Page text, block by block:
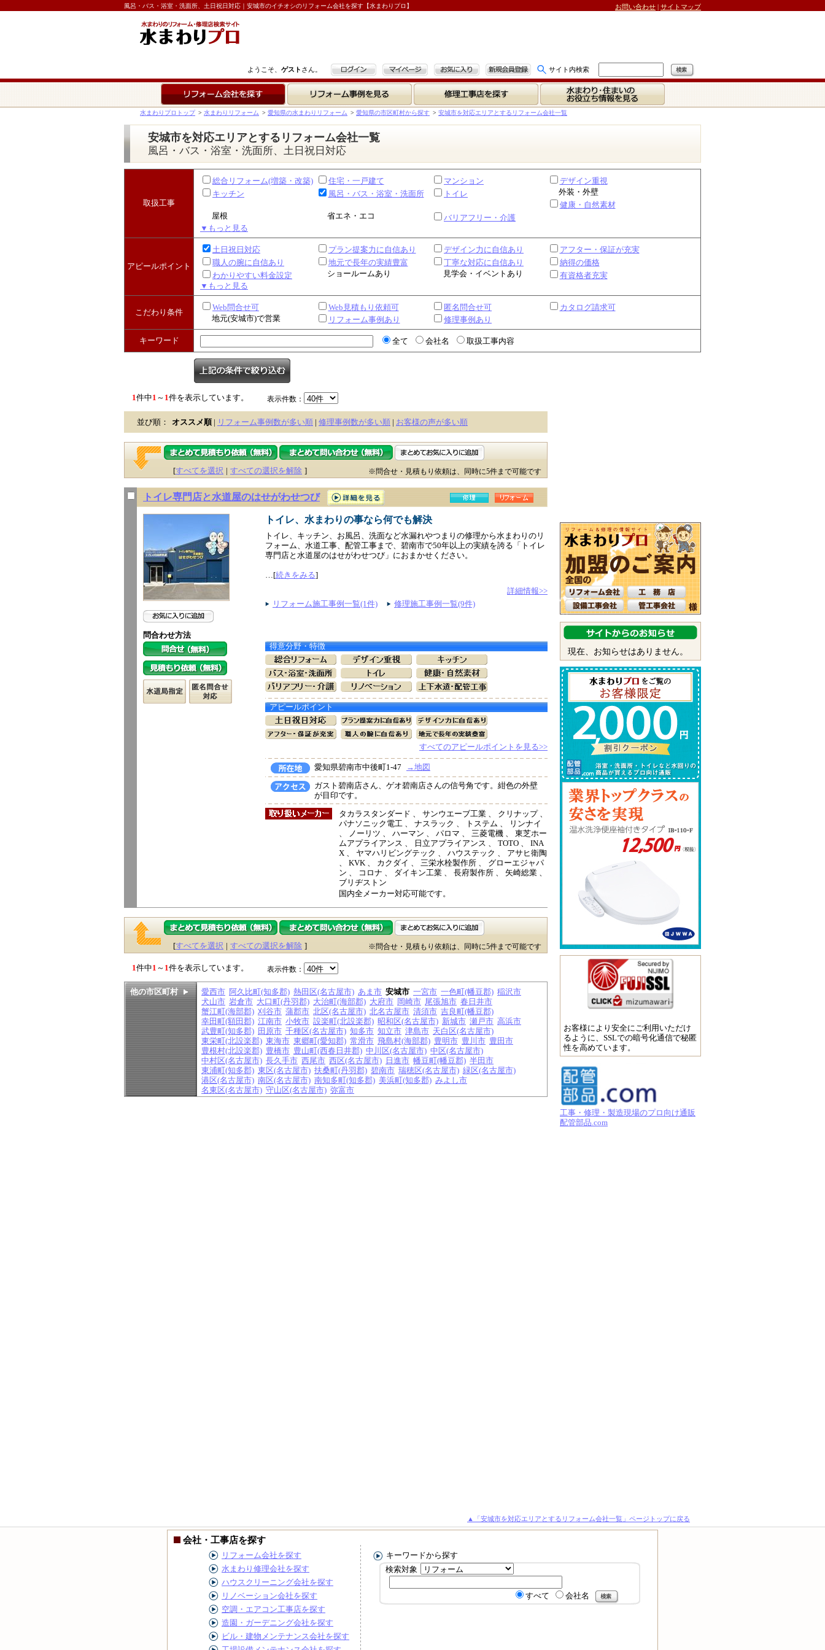
風呂・バス・浴室・洗面所、土日祝日対応｜安城市のイチオシのリフォーム会社を探す【水まわりプロ】 お問い合わせ | サイトマップ
ようこそ、 ゲスト さん。 ログイン マイページ お気に入り 新規会員登録 サイト内検索
リフォーム事例を見る 修理工事店を探す
水まわり・住まいの
お役立ち情報を見る
水まわりプロトップ > 水まわりリフォーム > 愛知県の水まわりリフォーム > 愛知県の市区町村から探す > 安城市を対応エリアとするリフォーム会社一覧
安城市を対応エリアとするリフォーム会社一覧
風呂・バス・浴室・洗面所、土日祝日対応
取扱工事
総合リフォーム(増築・改築) 住宅・一戸建て マンション
デザイン重視
キッチン
風呂・バス・浴室・洗面所 トイレ
外装・外壁
健康・自然素材
屋根
省エネ・エコ
バリアフリー・介護
▼もっと見る
アピールポイント
土日祝日対応 プラン提案力に自信あり デザイン力に自信あり
アフター・保証が充実
職人の腕に自信あり
地元で長年の実績豊富 丁寧な対応に自信あり
納得の価格
わかりやすい料金設定
ショールームあり 見学会・イベントあり
有資格者充実
▼もっと見る
こだわり条件
Web問合せ可 Web見積もり依頼可 匿名問合せ可
カタログ請求可
地元(安城市)で営業
リフォーム事例あり 修理事例あり
キーワード 全て 会社名 取扱工事内容
1件中1 ～ 1件を表示しています。 表示件数：
並び順： オススメ順 | リフォーム事例数が多い順 | 修理事例数が多い順 | お客様の声が多い順
[すべてを選択 | すべての選択を解除 ] ※問合せ・見積もり依頼は、同時に5件まで可能です
トイレ専門店と水道屋のはせがわせつび
問合わせ方法
トイレ、水まわりの事なら何でも解決
トイレ、キッチン、お風呂、洗面など水漏れやつまりの修理から水まわりのリ
フォーム、水道工事、配管工事まで、碧南市で50年以上の実績を誇る「トイレ
専門店と水道屋のはせがわせつび」におまかせください。
…[続きをみる]
詳細情報>>
リフォーム施工事例一覧(1件)
修理施工事例一覧(9件)
得意分野・特徴
アピールポイント
すべてのアピールポイントを見る>>
愛知県碧南市中後町1-47
→地図
ガスト碧南店さん、ゲオ碧南店さんの信号角です。紺色の外壁
が目印です。
タカラスタンダード 、 サンウエーブ工業 、 クリナップ 、
パナソニック電工 、 ナスラック 、 トステム 、 リンナイ
、 ノーリツ 、 ハーマン 、 パロマ 、 三菱電機 、 東芝ホー
ムアプライアンス 、 日立アプライアンス 、 TOTO 、 INA
X 、 ヤマハリビングテック 、 ハウステック 、 アサヒ衛陶
、 KVK 、 カクダイ 、 三栄水栓製作所 、 グローエジャパ
ン 、 コロナ 、 ダイキン工業 、 長府製作所 、 矢崎総業 、
ブリヂストン
国内全メーカー対応可能です。
[すべてを選択 | すべての選択を解除 ] ※問合せ・見積もり依頼は、同時に5件まで可能です
1件中1 ～ 1件を表示しています。 表示件数：
他の市区町村 愛西市 阿久比町(知多郡) 熱田区(名古屋市) あま市 安城市 一宮市 一色町(幡豆郡) 稲沢市
犬山市 岩倉市 大口町(丹羽郡) 大治町(海部郡) 大府市 岡崎市 尾張旭市 春日井市
蟹江町(海部郡) 刈谷市 蒲郡市 北区(名古屋市) 北名古屋市 清須市 吉良町(幡豆郡)
幸田町(額田郡) 江南市 小牧市 設楽町(北設楽郡) 昭和区(名古屋市) 新城市 瀬戸市 高浜市
武豊町(知多郡) 田原市 千種区(名古屋市) 知多市 知立市 津島市 天白区(名古屋市)
東栄町(北設楽郡) 東海市 東郷町(愛知郡) 常滑市 飛島村(海部郡) 豊明市 豊川市 豊田市
豊根村(北設楽郡) 豊橋市 豊山町(西春日井郡) 中川区(名古屋市) 中区(名古屋市)
中村区(名古屋市) 長久手市 西尾市 西区(名古屋市) 日進市 幡豆町(幡豆郡) 半田市
東浦町(知多郡) 東区(名古屋市) 扶桑町(丹羽郡) 碧南市 瑞穂区(名古屋市) 緑区(名古屋市)
港区(名古屋市) 南区(名古屋市) 南知多町(知多郡) 美浜町(知多郡) みよし市
名東区(名古屋市) 守山区(名古屋市) 弥富市
現在、お知らせはありません。
お客様により安全にご利用いただけ
るように、SSLでの暗号化通信で秘匿
性を高めています。
工事・修理・製造現場のプロ向け通販
配管部品.com
▲「安城市を対応エリアとするリフォーム会社一覧」ページトップに戻る
会社・工事店を探す
リフォーム会社を探す
水まわり修理会社を探す
ハウスクリーニング会社を探す
リノベーション会社を探す
空調・エアコン工事店を探す
造園・ガーデニング会社を探す
ビル・建物メンテナンス会社を探す
キーワードから探す
検索対象
すべて 会社名